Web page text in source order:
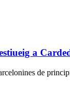
a
de